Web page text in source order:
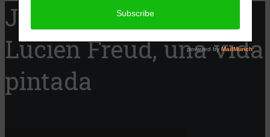
Jaque Cine presenta:
Lucien Freud, una vida
pintada